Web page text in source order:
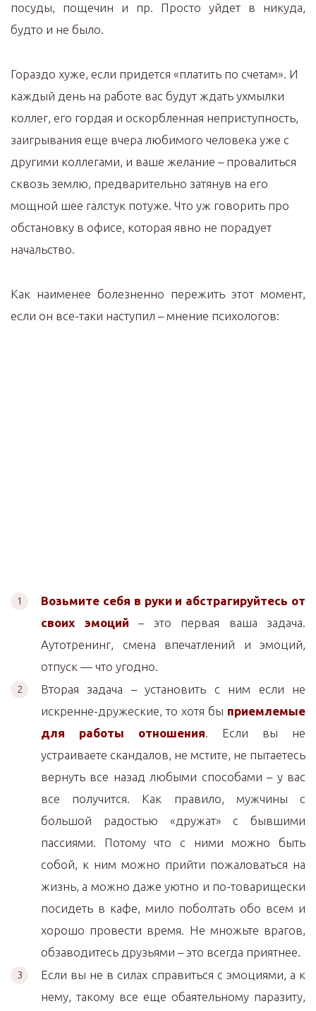
посуды, пощечин и пр. Просто уйдет в никуда,
будто и не было.
Гораздо хуже, если придется «платить по счетам». И
каждый день на работе вас будут ждать ухмылки
коллег, его гордая и оскорбленная неприступность,
заигрывания еще вчера любимого человека уже с
другими коллегами, и ваше желание – провалиться
сквозь землю, предварительно затянув на его
мощной шее галстук потуже. Что уж говорить про
обстановку в офисе, которая явно не порадует
начальство.
Как наименее болезненно пережить этот момент,
если он все-таки наступил – мнение психологов:
Возьмите себя в руки и абстрагируйтесь от
своих эмоций – это первая ваша задача.
Аутотренинг, смена впечатлений и эмоций,
отпуск — что угодно.
Вторая задача – установить с ним если не
искренне-дружеские, то хотя бы приемлемые
для работы отношения. Если вы не
устраиваете скандалов, не мстите, не пытаетесь
вернуть все назад любыми способами – у вас
все получится. Как правило, мужчины с
большой радостью «дружат» с бывшими
пассиями. Потому что с ними можно быть
собой, к ним можно прийти пожаловаться на
жизнь, а можно даже уютно и по-товарищески
посидеть в кафе, мило поболтать обо всем и
хорошо провести время. Не множьте врагов,
обзаводитесь друзьями – это всегда приятнее.
Если вы не в силах справиться с эмоциями, а к
нему, такому все еще обаятельному паразиту,